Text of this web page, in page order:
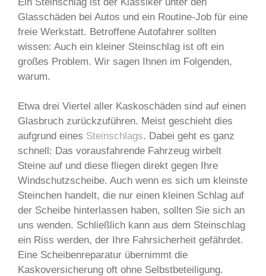
Glasschäden bei Autos und ein Routine-Job für eine
freie Werkstatt. Betroffene Autofahrer sollten
wissen: Auch ein kleiner Steinschlag ist oft ein
großes Problem. Wir sagen Ihnen im Folgenden,
warum.
Etwa drei Viertel aller Kaskoschäden sind auf einen
Glasbruch zurückzuführen. Meist geschieht dies
aufgrund eines Steinschlags. Dabei geht es ganz
schnell: Das vorausfahrende Fahrzeug wirbelt
Steine auf und diese fliegen direkt gegen Ihre
Windschutzscheibe. Auch wenn es sich um kleinste
Steinchen handelt, die nur einen kleinen Schlag auf
der Scheibe hinterlassen haben, sollten Sie sich an
uns wenden. Schließlich kann aus dem Steinschlag
ein Riss werden, der Ihre Fahrsicherheit gefährdet.
Eine Scheibenreparatur übernimmt die
Kaskoversicherung oft ohne Selbstbeteiligung.